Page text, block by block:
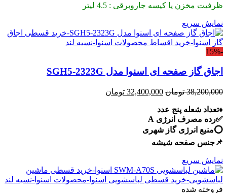
ظرفیت مخزن یا کیسه جاروبرقی : 4.5 لیتر
نمایش سریع
-15%
اجاق گاز صفحه ای اسنوا مدل SGH5-2323G
38,200,000 تومان قیمت
بود.
32,400,000 تومان
♦️تعداد شعله پنج عدد
✅رده مصرف انرژی A
⭕️منبع انرژی گاز شهری
📌جنس صفحه شیشه
نمایش سریع
فروخته شده